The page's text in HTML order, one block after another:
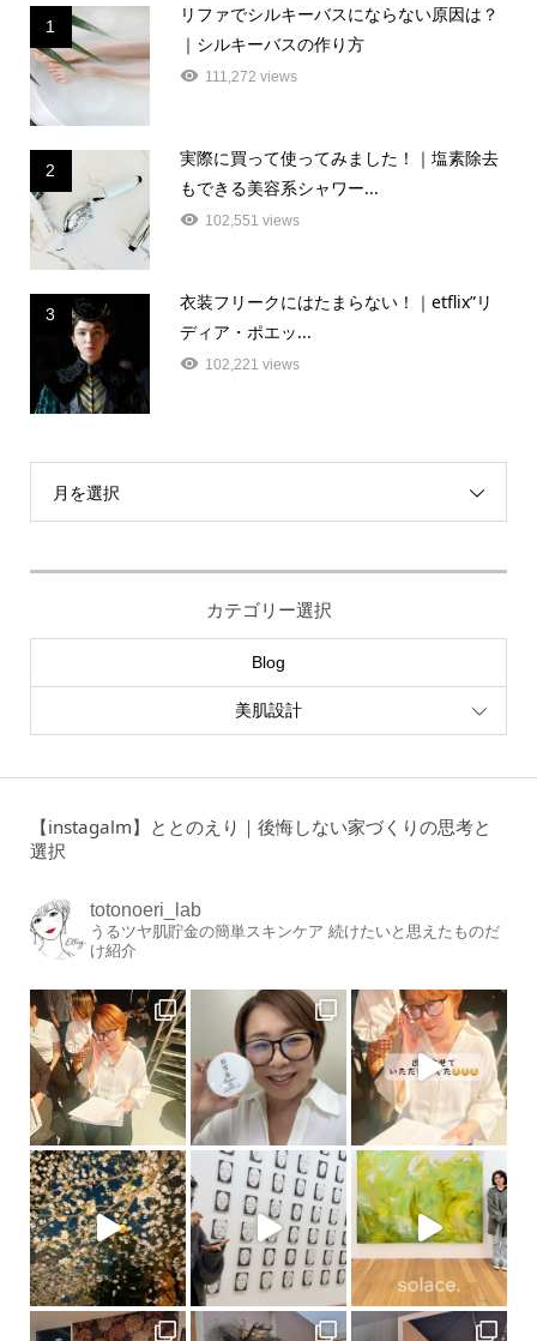
1
リファでシルキーバスにならない原因は？
｜シルキーバスの作り方
111,272 views
2
実際に買って使ってみました！｜塩素除去
もできる美容系シャワー...
102,551 views
3
衣装フリークにはたまらない！｜etflix”リ
ディア・ポエッ...
102,221 views
月を選択
カテゴリー選択
Blog
美肌設計
【instagalm】ととのえり｜後悔しない家づくりの思考と
選択
totonoeri_lab
うるツヤ肌貯金の簡単スキンケア 続けたいと思えたものだ
け紹介